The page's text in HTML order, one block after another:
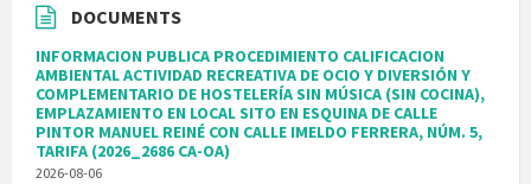
DOCUMENTS
INFORMACION PUBLICA PROCEDIMIENTO CALIFICACION
AMBIENTAL ACTIVIDAD RECREATIVA DE OCIO Y DIVERSIÓN Y
COMPLEMENTARIO DE HOSTELERÍA SIN MÚSICA (SIN COCINA),
EMPLAZAMIENTO EN LOCAL SITO EN ESQUINA DE CALLE
PINTOR MANUEL REINÉ CON CALLE IMELDO FERRERA, NÚM. 5,
TARIFA (2026_2686 CA-OA)
2026-08-06